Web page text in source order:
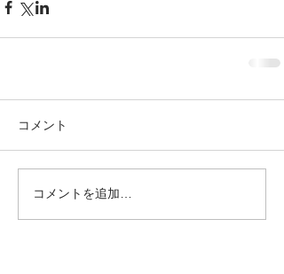
コメント
コメントを追加…